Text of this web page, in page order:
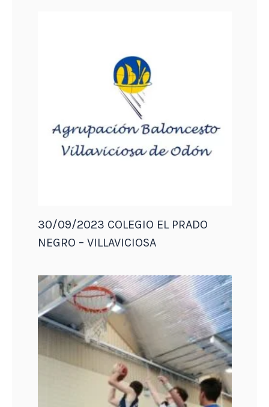
30/09/2023 COLEGIO EL PRADO
NEGRO – VILLAVICIOSA